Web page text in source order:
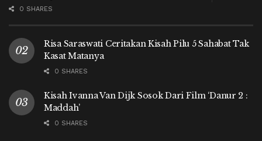
0 SHARES
Risa Saraswati Ceritakan Kisah Pilu 5 Sahabat Tak
Kasat Matanya
0 SHARES
Kisah Ivanna Van Dijk Sosok Dari Film ‘Danur 2 :
Maddah’
0 SHARES